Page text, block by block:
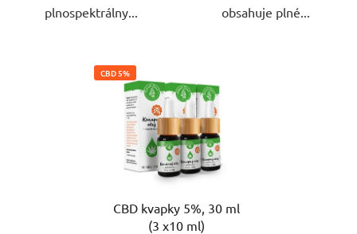
plnospektrálny...
obsahuje plné...
CBD 5%
CBD kvapky 5%, 30 ml
(3 x10 ml)